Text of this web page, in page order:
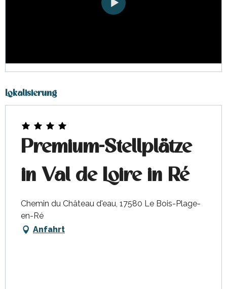
Lokalisierung
Premium-Stellplätze
in Val de Loire in Ré
Chemin du Château d'eau, 17580 Le Bois-Plage-
en-Ré
Anfahrt